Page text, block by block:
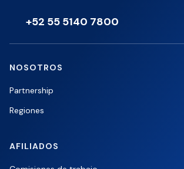
+52 55 5140 7800
NOSOTROS
Partnership
Regiones
AFILIADOS